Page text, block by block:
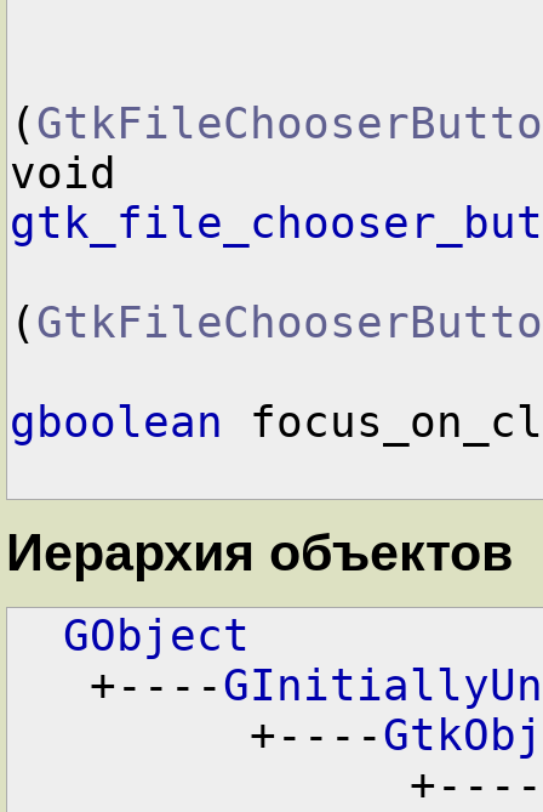
(
(
gboolean
Иерархия объектов
GObject
   +----
         +----
               +----